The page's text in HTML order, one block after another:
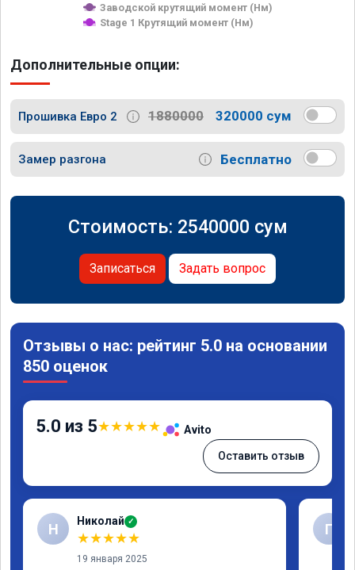
Заводской крутящий момент (Нм)
Stage 1 Крутящий момент (Нм)
Дополнительные опции:
Прошивка Евро 2 1880000 320000 сум
Замер разгона Бесплатно
Стоимость: 2540000 сум
Записаться Задать вопрос
Отзывы о нас: рейтинг 5.0 на основании
850 оценок
5.0 из 5★★★★★ Avito
Оставить отзыв
Н Николай ✓
★★★★★
19 января 2025
Г